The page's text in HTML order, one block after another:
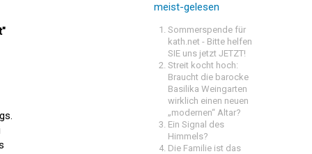
meist-gelesen
Sommerspende für
kath.net - Bitte helfen
SIE uns jetzt JETZT!
Streit kocht hoch:
Braucht die barocke
Basilika Weingarten
wirklich einen neuen
„modernen“ Altar?
Ein Signal des
Himmels?
Die Familie ist das